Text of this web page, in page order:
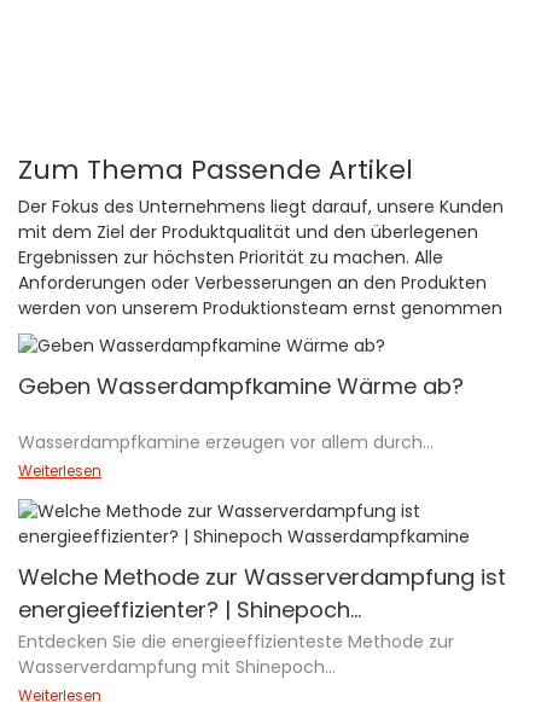
Zum Thema Passende Artikel
Der Fokus des Unternehmens liegt darauf, unsere Kunden
mit dem Ziel der Produktqualität und den überlegenen
Ergebnissen zur höchsten Priorität zu machen. Alle
Anforderungen oder Verbesserungen an den Produkten
werden von unserem Produktionsteam ernst genommen
Geben Wasserdampfkamine Wärme ab?
Wasserdampfkamine erzeugen vor allem durch
Wassernebel und LED-Lichter einen realistischen
Heizelement ab, das das Wasser erwärmt, diese
Wärmeabgabe ist jedoch im Allgemeinen gering, sodass sie
eher für die Umgebung als als primäre Wärmequelle
geeignet sind. Obwohl sie die Raumtemperatur leicht
anheben können, sind sie nicht dafür ausgelegt, so viel
Wärme wie herkömmliche Kamine zu liefern.
Weiterlesen
Welche Methode zur Wasserverdampfung ist
energieeffizienter? | Shinepoch
Wasserdampfkamine
Entdecken Sie die energieeffizienteste Methode zur
Wasserverdampfung mit Shinepoch
Wasserdampfkaminen. Dieser Artikel vergleicht
Weiterlesen